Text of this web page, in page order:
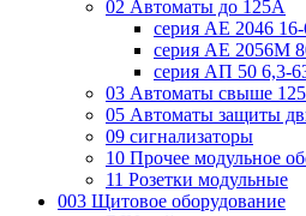
02 Автоматы до 125А
серия АЕ 2046
серия АЕ 2056М
серия АП 50 6,3-
03 Автоматы свыше
05 Автоматы защиты
09 сигнализаторы
10 Прочее модульное
11 Розетки модульные
003 Щитовое оборудование